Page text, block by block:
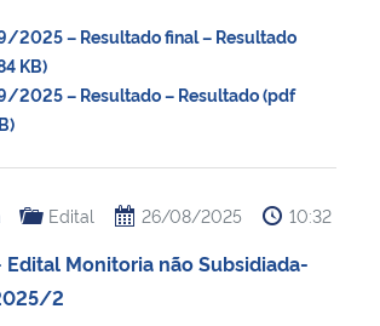
– Resultado final – Resultado
KB)
– Resultado – Resultado (pdf
Edital 26/08/2025 10:32
Monitoria não Subsidiada-
2